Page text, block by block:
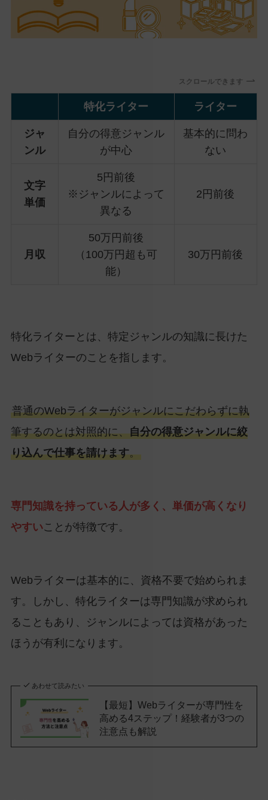
スクロールできます
特化ライター ライター
ジャ
ンル
自分の得意ジャンル
が中心
基本的に問わ
ない
文字
単価
5円前後
※ジャンルによって
異なる
2円前後
月収
50万円前後
（100万円超も可
能）
30万円前後
特化ライターとは、特定ジャンルの知識に長けた
Webライターのことを指します。
普通のWebライターがジャンルにこだわらずに執
筆するのとは対照的に、自分の得意ジャンルに絞
り込んで仕事を請けます。
専門知識を持っている人が多く、単価が高くなり
やすいことが特徴です。
Webライターは基本的に、資格不要で始められま
す。しかし、特化ライターは専門知識が求められ
ることもあり、ジャンルによっては資格があった
ほうが有利になります。
あわせて読みたい
【最短】Webライターが専門性を
高める4ステップ！経験者が3つの
注意点も解説